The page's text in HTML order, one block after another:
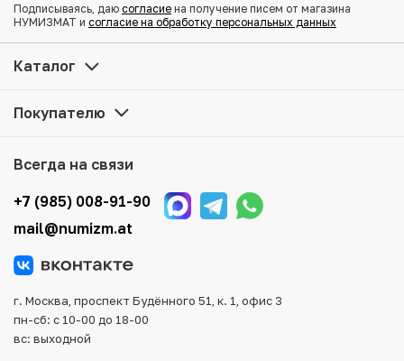
Купить 2 сена 1880 года Япония по привлекательной
цене можно в нашем интернет-магазине — Вам
нашем складе.
того, возможен самовывоз товара из офиса магазина.
Для вашего удобства представлены несколько способов
оплаты и доставки заказа. Все отправления надежно и
тщательно упаковываются, что исключает возможность
Подписываясь, даю согласие на получение писем от магазина
НУМИЗМАТ и согласие на обработку персональных данных
Каталог
Покупателю
Всегда на связи
+7 (985) 008-91-90
mail@numizm.at
г. Москва, проспект Будённого 51, к. 1, офис 3
пн-сб: с 10-00 до 18-00
вс: выходной